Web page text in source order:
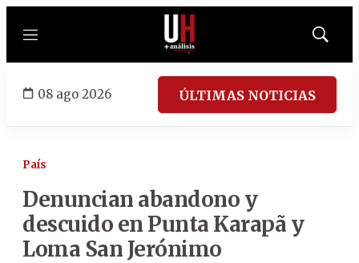
Menú
Mostrar
08 ago 2026 ÚLTIMAS NOTICIAS
País
Denuncian abandono y
descuido en Punta Karapã y
Loma San Jerónimo